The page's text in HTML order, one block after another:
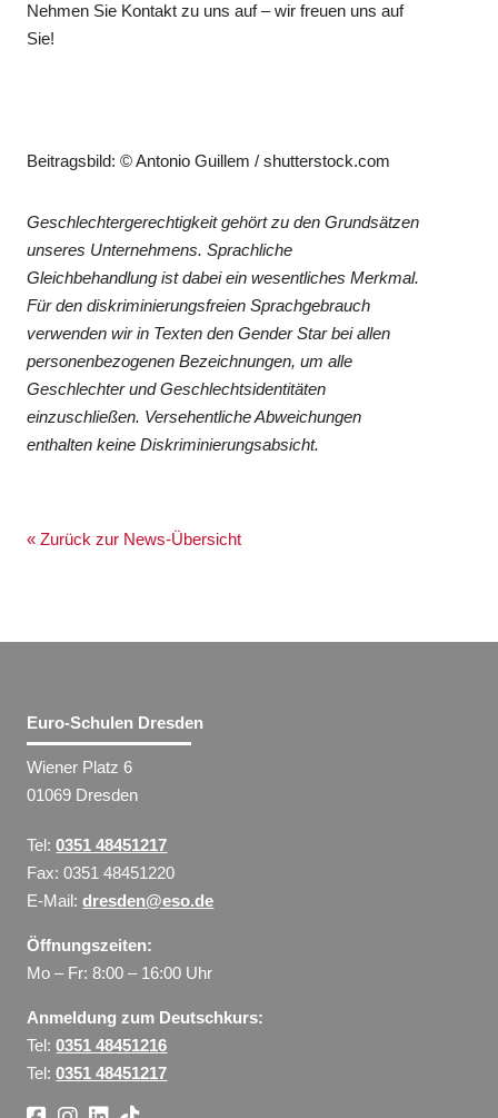
Nehmen Sie Kontakt zu uns auf – wir freuen uns auf
Sie!
Beitragsbild: © Antonio Guillem / shutterstock.com
Geschlechtergerechtigkeit gehört zu den Grundsätzen
unseres Unternehmens. Sprachliche
Gleichbehandlung ist dabei ein wesentliches Merkmal.
Für den diskriminierungsfreien Sprachgebrauch
verwenden wir in Texten den Gender Star bei allen
personenbezogenen Bezeichnungen, um alle
Geschlechter und Geschlechtsidentitäten
einzuschließen. Versehentliche Abweichungen
enthalten keine Diskriminierungsabsicht.
« Zurück zur News-Übersicht
Euro-Schulen Dresden
Wiener Platz 6
01069 Dresden
Tel:0351 48451217
Fax: 0351 48451220
E-Mail:dresden@eso.de
Öffnungszeiten:
Mo – Fr: 8:00 – 16:00 Uhr
Anmeldung zum Deutschkurs:
Tel:0351 48451216
Tel:0351 48451217